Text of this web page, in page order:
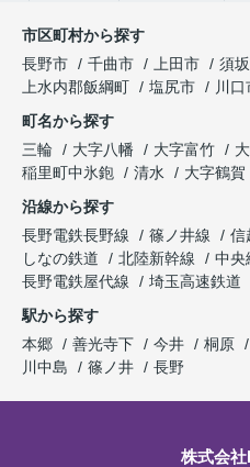
市区町村から探す
長野市
千曲市 上田市 須
上水内郡飯綱町
塩尻市 川口
町名から探す
三輪
大字八幡 大字富竹
稲里町中氷鉋
清水 大字鶴賀
沿線から探す
長野電鉄長野線
篠ノ井線 信
しなの鉄道
北陸新幹線 中央
長野電鉄屋代線
埼玉高速鉄道
駅から探す
本郷
善光寺下 今井 桐原
川中島
篠ノ井 長野
株式会